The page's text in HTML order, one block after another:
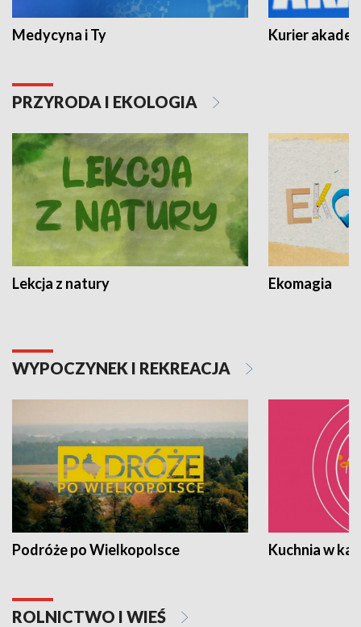
Medycyna i Ty Kurier
PRZYRODA I EKOLOGIA
Lekcja z natury Ekomagia
WYPOCZYNEK I REKREACJA
Podróże po Wielkopolsce Kuchnia w
ROLNICTWO I WIEŚ